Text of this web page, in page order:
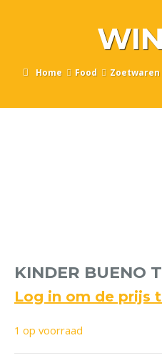
Home Food Zoetwaren
KINDER BUENO
Log in om de prijs
1 op voorraad